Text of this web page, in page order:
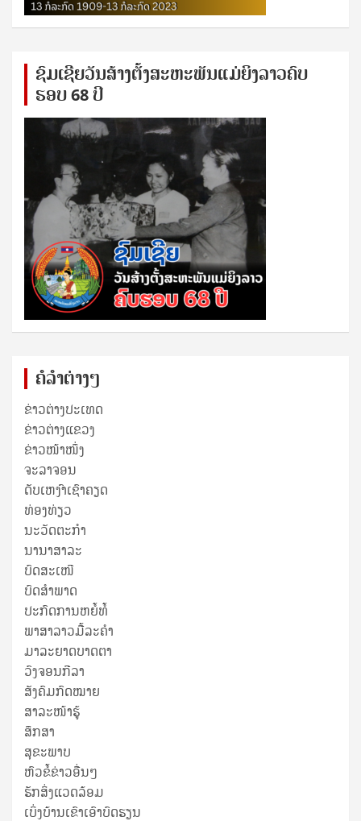
ຊົ​ມ​ເຊີຍ​ວັນ​ສ້າງ​ຕັ້ງ​ສະ​ຫະ​ພັນ​ແມ່​ຍິງ​​ລາວຄົບ​
ຮອບ 68 ປິ
ຄໍລຳຕ່າງໆ
ຂ່າວຕ່າງປະເທດ
ຂ່າວ​ຕ່າງ​ແຂວງ
ຂ່າວໜ້າໜຶ່ງ
ຈະລາຈອນ
ດັບເຫງົາເຊົາຄຽດ
ທ່ອງທ່ຽວ
ນະວັດຕະກໍາ
ນານາສາລະ
ບົດສະເໜີ
ບົດສໍາພາດ
ປະກົດການຫຍໍ້ທໍ້
ພາສາລາວມື້ລະຄຳ
ມາລະຍາດບາດຕາ
ວົງຈອນກີລາ
ສັງຄົມກົດໝາຍ
ສາລະໜ້າຮູ້
ສຶກສາ
ສຸ​ຂະ​ພາບ
ຫົວຂໍ້ຂ່າວອື່ນໆ
ຮັກສິ່ງແວດລ້ອມ
ເບິ່ງບ້ານເຂົາເອົາບົດຮຽນ